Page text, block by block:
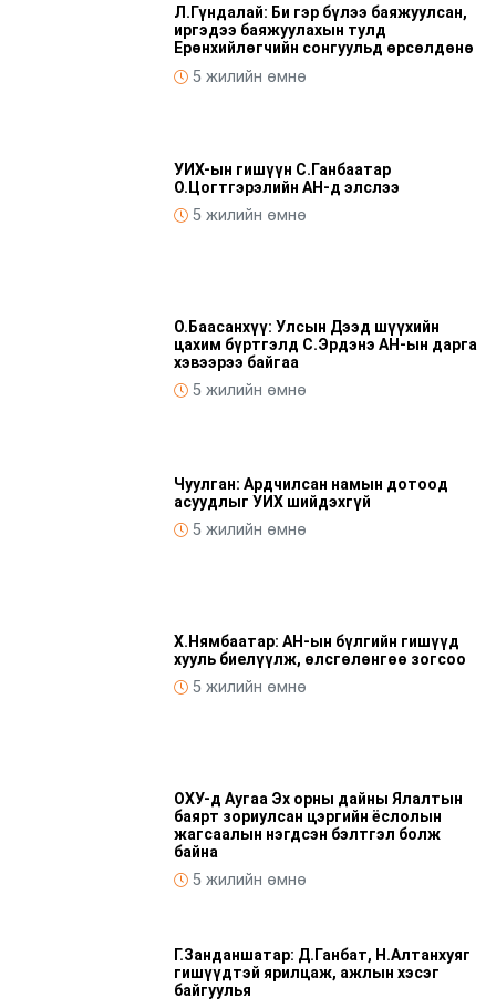
Л.Гүндалай: Би гэр бүлээ баяжуулсан,
иргэдээ баяжуулахын тулд
Ерөнхийлөгчийн сонгуульд өрсөлдөнө
5 жилийн өмнө
УИХ-ын гишүүн С.Ганбаатар
О.Цогтгэрэлийн АН-д элслээ
5 жилийн өмнө
О.Баасанхүү: Улсын Дээд шүүхийн
цахим бүртгэлд С.Эрдэнэ АН-ын дарга
хэвээрээ байгаа
5 жилийн өмнө
Чуулган: Ардчилсан намын дотоод
асуудлыг УИХ шийдэхгүй
5 жилийн өмнө
Х.Нямбаатар: АН-ын бүлгийн гишүүд
хууль биелүүлж, өлсгөлөнгөө зогсоо
5 жилийн өмнө
ОХУ-д Аугаа Эх орны дайны Ялалтын
баярт зориулсан цэргийн ёслолын
жагсаалын нэгдсэн бэлтгэл болж
байна
5 жилийн өмнө
Г.Занданшатар: Д.Ганбат, Н.Алтанхуяг
гишүүдтэй ярилцаж, ажлын хэсэг
байгуулья